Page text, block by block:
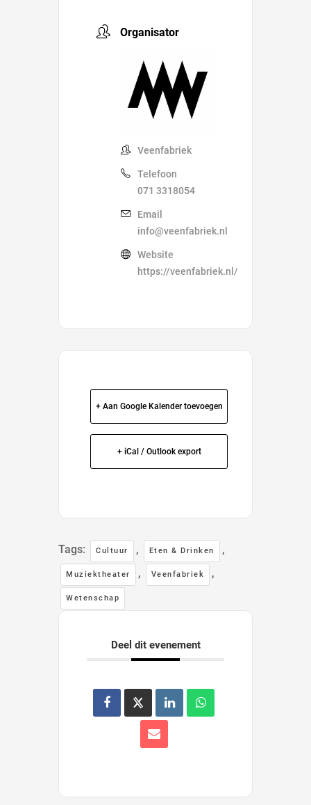
Organisator
Veenfabriek
Telefoon
071 3318054
Email
info@veenfabriek.nl
Website
https://veenfabriek.nl/
+ Aan Google Kalender toevoegen
+ iCal / Outlook export
Tags: Cultuur , Eten & Drinken ,
Muziektheater , Veenfabriek ,
Wetenschap
Deel dit evenement